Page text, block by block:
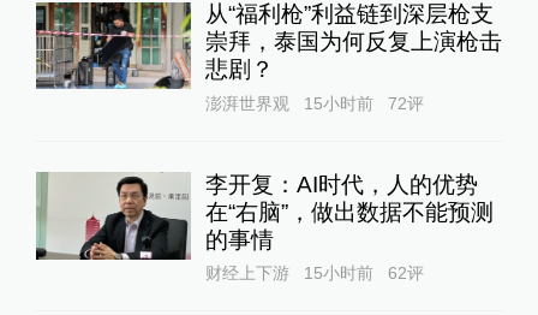
从“福利枪”利益链到深层枪支
崇拜，泰国为何反复上演枪击
悲剧？
澎湃世界观 15小时前 72评
李开复：AI时代，人的优势
在“右脑”，做出数据不能预测
的事情
财经上下游 15小时前 62评